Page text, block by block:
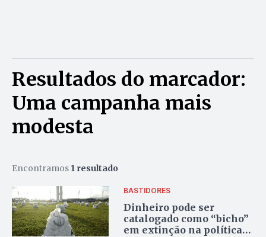
Resultados do marcador:
Uma campanha mais
modesta
Encontramos 1 resultado
BASTIDORES
Dinheiro pode ser
catalogado como “bicho”
em extinção na política